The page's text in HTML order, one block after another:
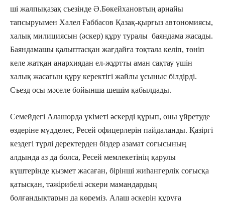
ші жалпықазақ съезінде Ә.Бөкейхановтың арнайы
тапсыруымен Халел Ғаббасов Қазақ-қырғыз автономиясы,
халық милициясын (әскер) құру туралы баяндама жасады.
Баяндамашы қалыптасқан жағдайға тоқтала келіп, төніп
келе жатқан анархиядан ел-жұртты аман сақтау үшін
халық жасағын құру керектігі жайлы ұсыныс білдірді.
Съезд осы мәселе бойынша шешім қабылдады.
Семейдегі Алашорда үкіметі әскерді құрып, оны үйретуде
өздеріне мүдделес, Ресей офицерлерін пайдаланды. Қазіргі
кездегі түрлі деректерден біздер азамат соғысының
алдында аз да болса, Ресей мемлекетінің қарулы
күштерінде қызмет жасаған, бірінші жиһангерлік соғысқа
қатысқан, тәжірибелі әскери мамандардың
болғандықтарын да көреміз. Алаш әскерін құруға